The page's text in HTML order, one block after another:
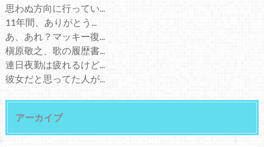
思わぬ方向に行ってい...
11年間、ありがとう...
あ、あれ？マッキー復...
槇原敬之、歌の履歴書...
連日夜勤は疲れるけど...
彼女だと思ってた人が...
アーカイブ